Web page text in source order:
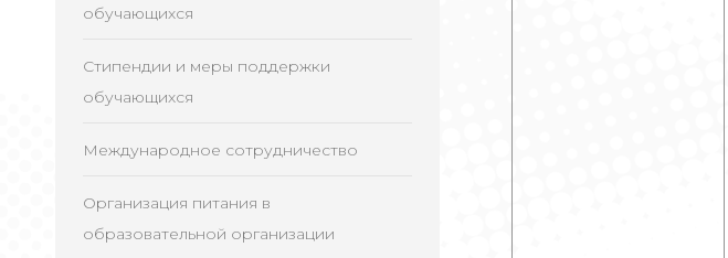
обучающихся
Стипендии и меры поддержки
обучающихся
Международное сотрудничество
Организация питания в
образовательной организации